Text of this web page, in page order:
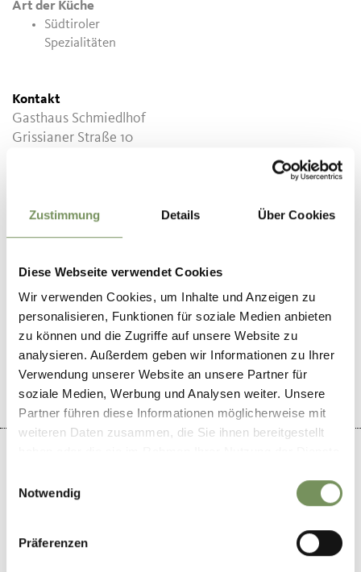
Zustimmung Details Über Cookies
Diese Webseite verwendet Cookies
Wir verwenden Cookies, um Inhalte und Anzeigen zu
personalisieren, Funktionen für soziale Medien anbieten
zu können und die Zugriffe auf unsere Website zu
analysieren. Außerdem geben wir Informationen zu Ihrer
Verwendung unserer Website an unsere Partner für
soziale Medien, Werbung und Analysen weiter. Unsere
Partner führen diese Informationen möglicherweise mit
weiteren Daten zusammen, die Sie ihnen bereitgestellt
Notwendig
Präferenzen
Art der Küche
Südtiroler
Spezialitäten
Kontakt
Gasthaus Schmiedlhof
Grissianer Straße 10
+39 0473 920993
WAR DER INHALT FÜR DICH HILFREICH?
JA NEIN
−